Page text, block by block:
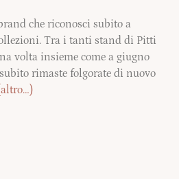
che riconosci subito a
Tra i tanti stand di Pitti
volta insieme come a giugno
rimaste folgorate di nuovo